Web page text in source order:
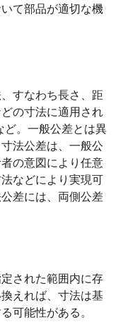
て部品が適切な機
すなわち長さ、距
の寸法に適用され
ど。一般公差とは異
法公差は、一般公
の意図により任意
などにより実現可
差には、両側公差
された範囲内に存
えれば、寸法は基
可能性がある。